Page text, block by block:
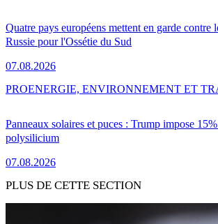
Quatre pays européens mettent en garde contre
Russie pour l'Ossétie du Sud
07.08.2026
Panneaux solaires et puces : Trump impose
polysilicium
07.08.2026
PROENERGIE, ENVIRONNEMENT ET
PLUS DE CETTE SECTION